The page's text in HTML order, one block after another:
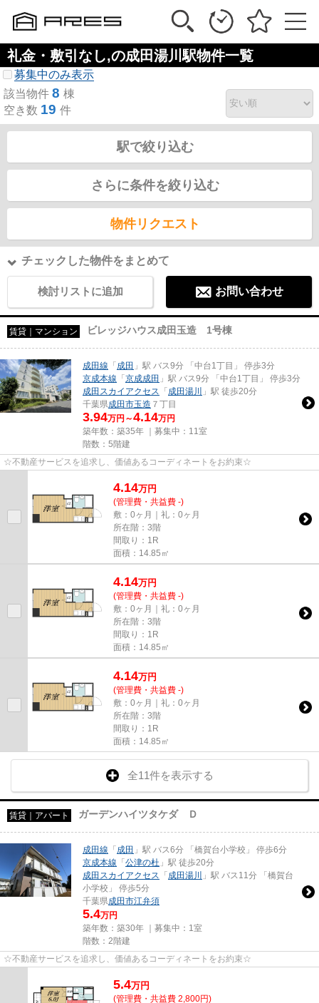
礼金・敷引なし,の成田湯川駅物件一覧
募集中のみ表示
該当物件 8 棟
空き数 19 件
駅で絞り込む
さらに条件を絞り込む
物件リクエスト
チェックした物件をまとめて
検討リストに追加 お問い合わせ
賃貸｜マンション ビレッジハウス成田玉造 1号棟
成田線 「成田 」駅 バス9分 「中台1丁目」 停歩3分
京成本線 「京成成田 」駅 バス9分 「中台1丁目」 停歩3分
成田スカイアクセス
「成田湯川
」駅 徒歩20分
千葉県成田市玉造 ７丁目
3.94万円～4.14万円
築年数：築35年 ｜募集中： 11室
階数：5階建
☆不動産サービスを追求し、価値あるコーディネートをお約束☆
4.14万円
(管理費・共益費 -)
敷：0ヶ月｜礼：0ヶ月
所在階：3階
間取り：1R
面積：14.85㎡
4.14万円
(管理費・共益費 -)
敷：0ヶ月｜礼：0ヶ月
所在階：3階
間取り：1R
面積：14.85㎡
4.14万円
(管理費・共益費 -)
敷：0ヶ月｜礼：0ヶ月
所在階：3階
間取り：1R
面積：14.85㎡
全11件を表示する
賃貸｜アパート ガーデンハイツタケダ Ｄ
成田線 「成田 」駅 バス6分 「橋賀台小学校」 停歩6分
京成本線 「公津の杜 」駅 徒歩20分
成田スカイアクセス
「成田湯川
」駅 バス11分 「橋賀台
小学校」 停歩5分
千葉県成田市江弁須
5.4万円
築年数：築30年 ｜募集中： 1室
階数：2階建
☆不動産サービスを追求し、価値あるコーディネートをお約束☆
5.4万円
(管理費・共益費 2,800円)